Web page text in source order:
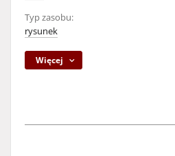
Typ zasobu:
rysunek
Więcej